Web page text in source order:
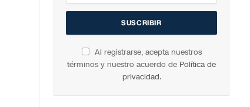
Al registrarse, acepta nuestros
términos y nuestro acuerdo de Política de
privacidad.